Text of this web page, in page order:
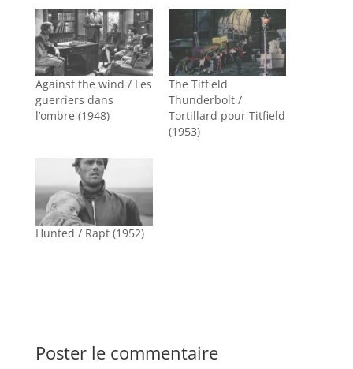
Against the wind / Les
guerriers dans
l’ombre (1948)
The Titfield
Thunderbolt /
Tortillard pour Titfield
(1953)
Hunted / Rapt (1952)
Poster le commentaire